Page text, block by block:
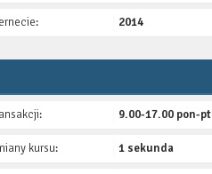
2014
9.00-17.00 pon-pt
kursu: 1 sekunda